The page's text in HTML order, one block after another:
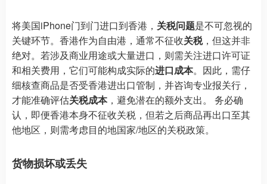
将美国iPhone门到门进口到香港， 关税问题是不可忽视的
关键环节。香港作为自由港，通常不征收关税，但这并非
绝对。若涉及商业用途或大量进口，则需关注进口许可证
和相关费用，它们可能构成实际的进口成本。因此，需仔
细核查商品是否受香港进出口管制，并咨询专业报关行，
才能准确评估关税成本，避免潜在的额外支出。 务必确
认，即便香港本身不征收关税，但若之后商品再出口至其
他地区，则需考虑目的地国家/地区的关税政策。
货物损坏或丢失